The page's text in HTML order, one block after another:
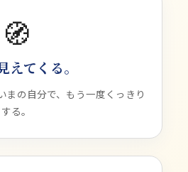
🧭
えてくる。
まの自分で、もう一度くっきり
する。